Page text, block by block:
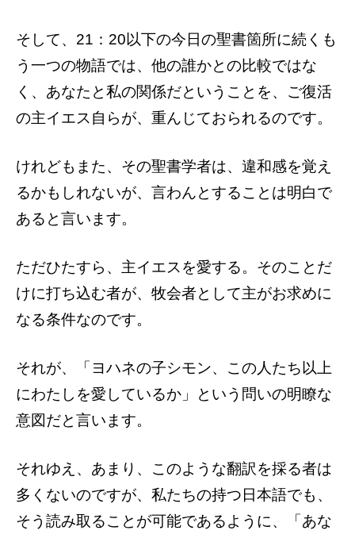
そして、21：20以下の今日の聖書箇所に続くも
う一つの物語では、他の誰かとの比較ではな
く、あなたと私の関係だということを、ご復活
の主イエス自らが、重んじておられるのです。
けれどもまた、その聖書学者は、違和感を覚え
るかもしれないが、言わんとすることは明白で
あると言います。
ただひたすら、主イエスを愛する。そのことだ
けに打ち込む者が、牧会者として主がお求めに
なる条件なのです。
それが、「ヨハネの子シモン、この人たち以上
にわたしを愛しているか」という問いの明瞭な
意図だと言います。
それゆえ、あまり、このような翻訳を採る者は
多くないのですが、私たちの持つ日本語でも、
そう読み取ることが可能であるように、「あな